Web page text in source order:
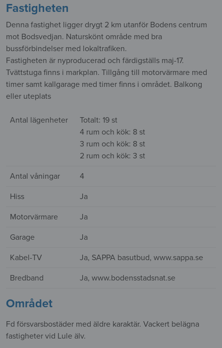
Fastigheten
Denna fastighet ligger drygt 2 km utanför Bodens centrum
mot Bodsvedjan. Naturskönt område med bra
bussförbindelser med lokaltrafiken.
Fastigheten är nyproducerad och färdigställs maj-17.
Tvättstuga finns i markplan. Tillgång till motorvärmare med
timer samt kallgarage med timer finns i området. Balkong
eller uteplats
Antal lägenheter
Totalt: 19 st
4 rum och kök: 8 st
3 rum och kök: 8 st
2 rum och kök: 3 st
Antal våningar
4
Hiss
Ja
Motorvärmare
Ja
Garage
Ja
Kabel-TV
Ja, SAPPA basutbud, www.sappa.se
Bredband
Ja, www.bodensstadsnat.se
Området
Fd försvarsbostäder med äldre karaktär. Vackert belägna
fastigheter vid Lule älv.